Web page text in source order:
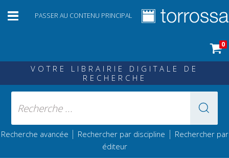
PASSER AU CONTENU PRINCIPAL
0
VOTRE LIBRAIRIE DIGITALE DE
RECHERCHE
Recherche avancée | Rechercher par discipline | Rechercher par
éditeur